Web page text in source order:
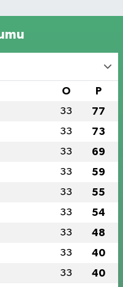
O P
33 77
33 73
33 69
33 59
33 55
33 54
33 48
33 40
33 40